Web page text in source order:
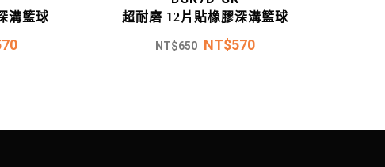
溝籃球 超耐磨 12片貼橡膠深溝籃球
NT$650 NT$570